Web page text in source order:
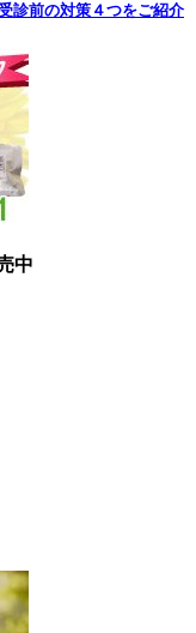
診前の対策４つをご紹介
中